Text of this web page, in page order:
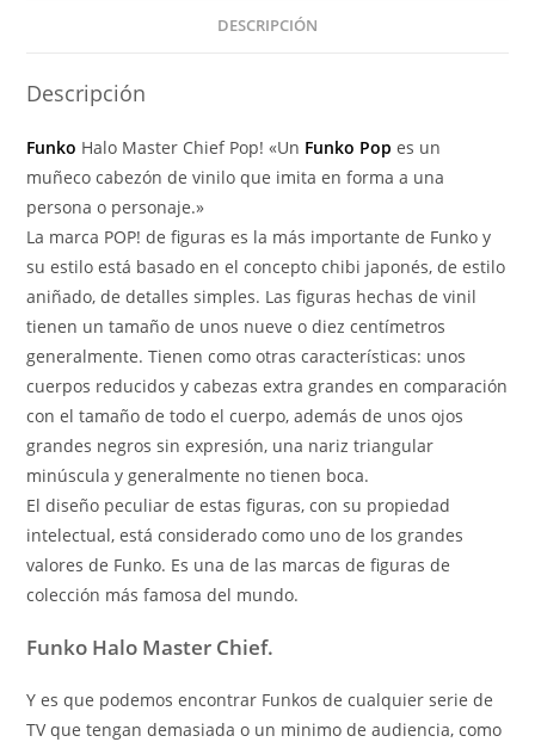
DESCRIPCIÓN
Descripción
Funko Halo Master Chief Pop! «Un Funko Pop es un
muñeco cabezón de vinilo que imita en forma a una
persona o personaje.»
La marca POP! de figuras es la más importante de Funko y
su estilo está basado en el concepto chibi japonés, de estilo
aniñado, de detalles simples. Las figuras hechas de vinil
tienen un tamaño de unos nueve o diez centímetros
generalmente. Tienen como otras características: unos
cuerpos reducidos y cabezas extra grandes en comparación
con el tamaño de todo el cuerpo, además de unos ojos
grandes negros sin expresión, una nariz triangular
minúscula y generalmente no tienen boca.
El diseño peculiar de estas figuras, con su propiedad
intelectual, está considerado como uno de los grandes
valores de Funko. Es una de las marcas de figuras de
colección más famosa del mundo.
Funko Halo Master Chief.
Y es que podemos encontrar Funkos de cualquier serie de
TV que tengan demasiada o un minimo de audiencia, como